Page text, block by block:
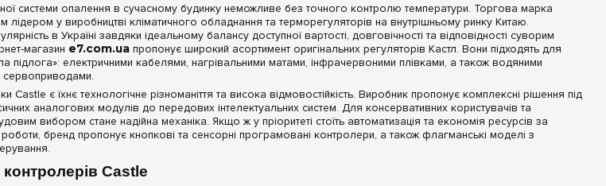
системи опалення в сучасному будинку неможливе без точного контролю температури. Торгова марка
лідером у виробництві кліматичного обладнання та терморегуляторів на внутрішньому ринку Китаю.
в Україні завдяки ідеальному балансу доступної вартості, довговічності та відповідності суворим
магазин e7.com.ua пропонує широкий асортимент оригінальних регуляторів Кастл. Вони підходять для
підлога»: електричними кабелями, нагрівальними матами, інфрачервоними плівками, а також водяними
сервоприводами.
є їхнє технологічне різноманіття та висока відмовостійкість. Виробник пропонує комплексні рішення під
аналогових модулів до передових інтелектуальних систем. Для консервативних користувачів та
вибором стане надійна механіка. Якщо ж у пріоритеті стоїть автоматизація та економія ресурсів за
бренд пропонує кнопкові та сенсорні програмовані контролери, а також флагманські моделі з
Castle